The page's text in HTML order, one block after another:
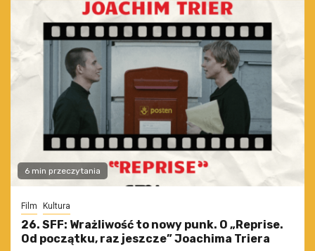
6 min przeczytania
Film Kultura
26. SFF: Wrażliwość to nowy punk. O „Reprise.
Od początku, raz jeszcze” Joachima Triera